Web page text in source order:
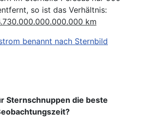
so ist das Verhältnis:
km
Sternschnuppen die beste